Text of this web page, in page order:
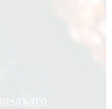
дълго